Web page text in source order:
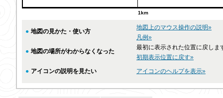
1km
● 地図の見かた・使い方
地図上のマウス操作の説明»
凡例»
● 地図の場所がわからなくなった
最初に表示された位置に戻しま
初期表示位置に戻す»
● アイコンの説明を見たい アイコンのヘルプを表示»